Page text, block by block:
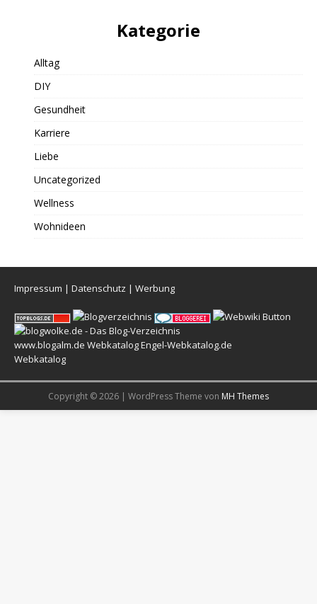
Kategorie
Alltag
DIY
Gesundheit
Karriere
Liebe
Uncategorized
Wellness
Wohnideen
Impressum | Datenschutz | Werbung
www.blogalm.de WebkatalogEngel-Webkatalog.de
Webkatalog
Copyright © 2026 | WordPress Theme von MH Themes